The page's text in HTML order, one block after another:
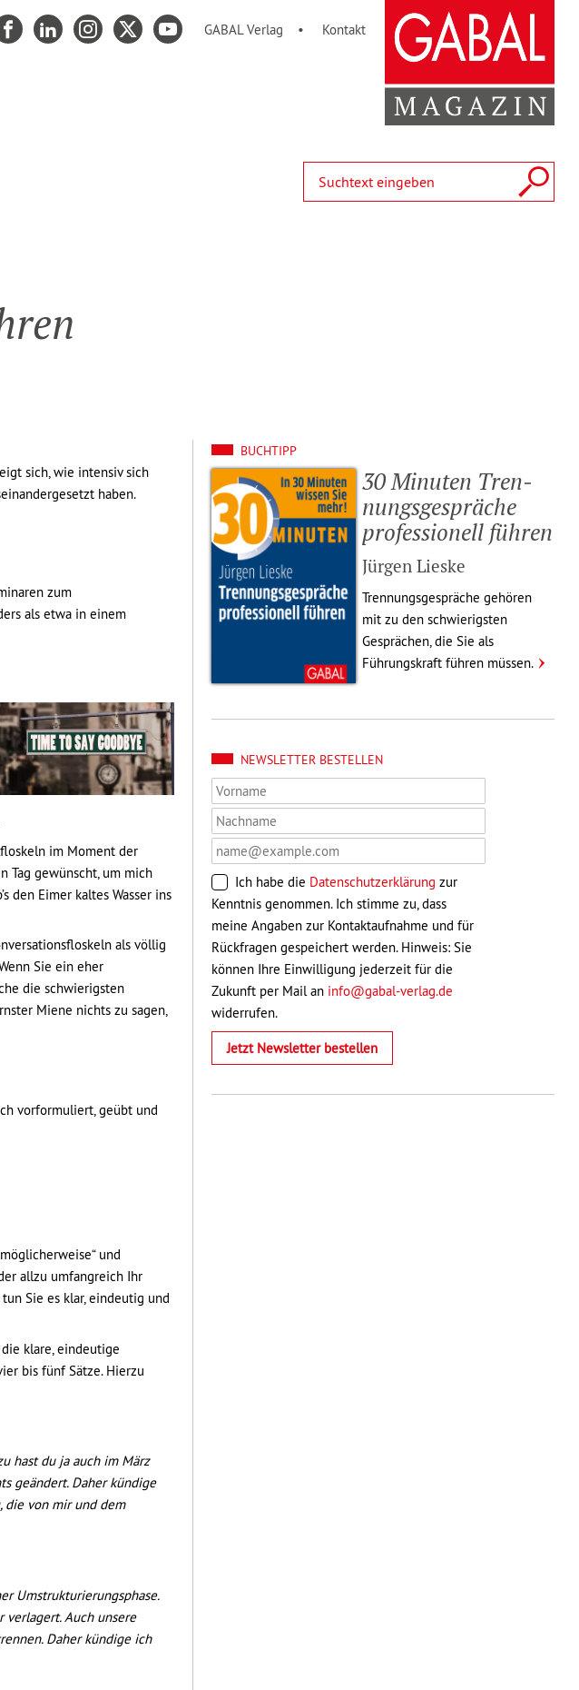
sich, wie intensiv sich
haben.
zum
als etwa in einem
im Moment der
Tag gewünscht, um mich
den Eimer kaltes Wasser ins
als völlig
Sie ein eher
die schwierigsten
Miene nichts zu sagen,
vorformuliert, geübt und
und
allzu umfangreich Ihr
Sie es klar, eindeutig und
klare, eindeutige
bis fünf Sätze. Hierzu
hast du ja auch im März
geändert. Daher kündige
die von mir und dem
Umstrukturierungsphase.
Auch unsere
Daher kündige ich
BUCHTIPP
30 Minuten Tren­
nungs­ge­spräche
profes­si­o­nell führen
Jürgen Lieske
Tren­nungs­ge­spräche gehören
mit zu den schwie­rigsten
Gesprä­chen, die Sie als
Führungs­kraft führen müssen.
NEWSLETTER BESTELLEN
Ich habe die Datenschutzerklärung zur
Kenntnis genommen. Ich stimme zu, dass
meine Angaben zur Kontaktaufnahme und für
Rückfragen gespeichert werden. Hinweis: Sie
können Ihre Einwilligung jederzeit für die
Zukunft per Mail an info@gabal-verlag.de
widerrufen.
Jetzt Newsletter bestellen
GABAL Verlag Kontakt